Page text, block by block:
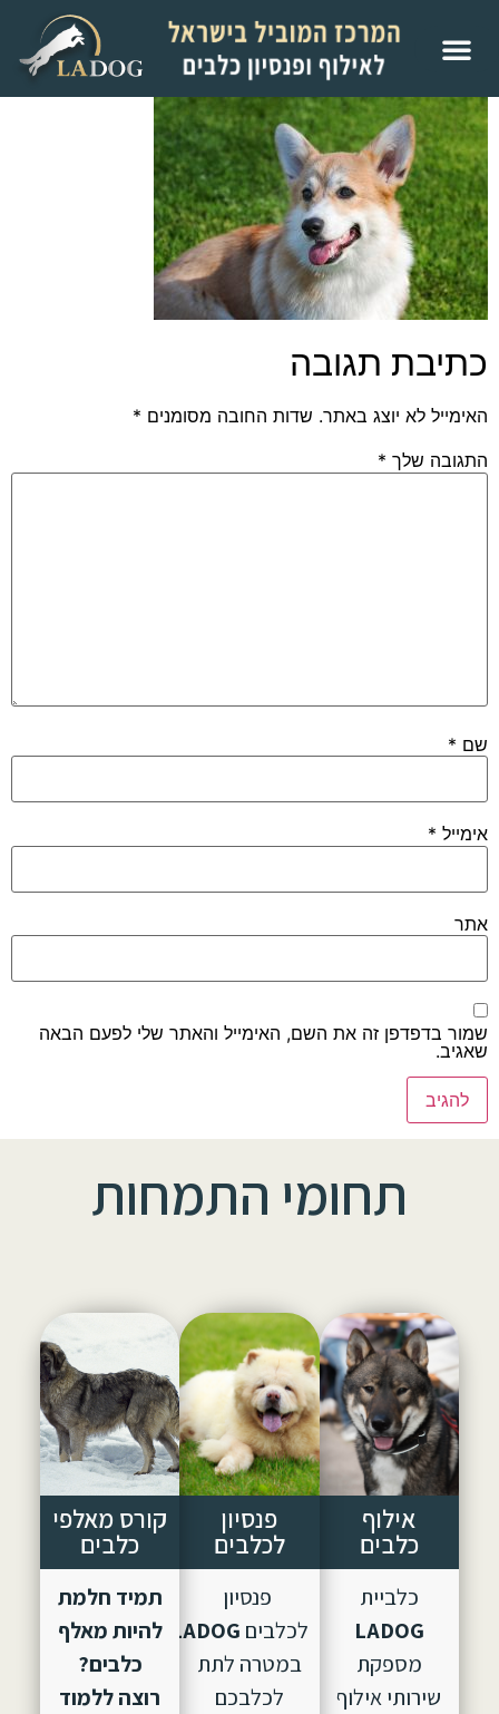
כתיבת תגובה
האימייל לא יוצג באתר. שדות החובה מסומנים *
התגובה שלך *
שם *
אימייל *
אתר
שמור בדפדפן זה את השם, האימייל והאתר שלי לפעם הבאה
שאגיב.
תחומי התמחות
אילוף
כלבים
כלביית
LADOG
מספקת
שירותי אילוף
פנסיון
לכלבים
פנסיון
לכלבים LADOG, הוקם
במטרה לתת
לכלבכם
קורס מאלפי
כלבים
תמיד חלמת
להיות מאלף
כלבים?
רוצה ללמוד